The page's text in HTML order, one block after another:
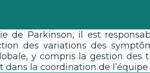
de Parkinson, il est
des variations des
y compris la gestion
dans la coordination de